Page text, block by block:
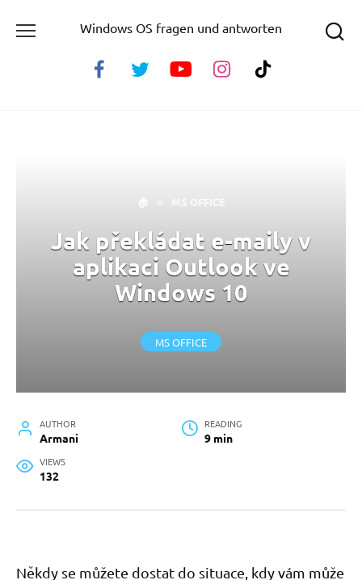
Windows OS fragen und antworten
Jak překládat e-maily v
aplikaci Outlook ve
Windows 10
MS OFFICE
AUTHOR
Armani
READING
9 min
VIEWS
132
Někdy se můžete dostat do situace, kdy vám může